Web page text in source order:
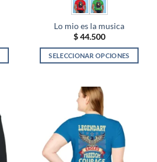
Lo mio es la musica
$44.500
SELECCIONAR OPCIONES
tiene
múltiples
variantes.
Las
opciones
se